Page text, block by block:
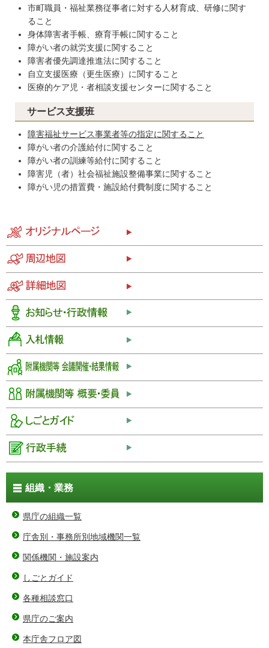
市町職員・福祉業務従事者に対する人材育成、研修に関す
ること
身体障害者手帳、療育手帳に関すること
障がい者の就労支援に関すること
障害者優先調達推進法に関すること
自立支援医療（更生医療）に関すること
医療的ケア児・者相談支援センターに関すること
サービス支援班
障害福祉サービス事業者等の指定に関すること
障がい者の介護給付に関すること
障がい者の訓練等給付に関すること
障害児（者）社会福祉施設整備事業に関すること
障がい児の措置費・施設給付費制度に関すること
組織・業務
県庁の組織一覧
庁舎別・事務所別地域機関一覧
関係機関・施設案内
しごとガイド
各種相談窓口
県庁のご案内
本庁舎フロア図